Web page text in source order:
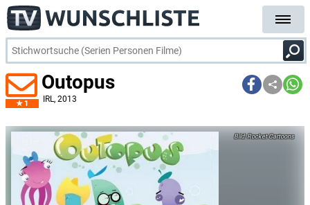
1
Outopus
IRL, 2013
Rocket Cartoons